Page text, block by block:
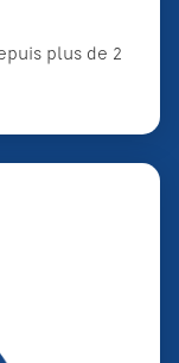
plus de 2